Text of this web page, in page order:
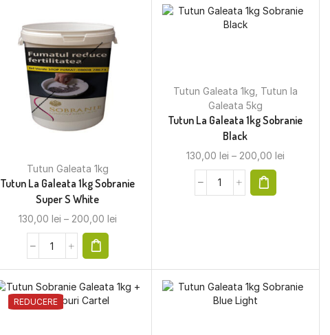
Tutun Galeata 1kg
Tutun La Galeata 1kg Sobranie
Super S White
130,00 lei – 200,00 lei
Tutun Galeata 1kg Tutun la
Galeata 5kg
Tutun La Galeata 1kg Sobranie
Black
130,00 lei – 200,00 lei
REDUCERE